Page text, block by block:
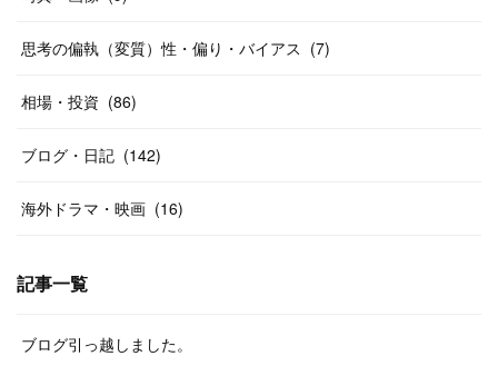
思考の偏執（変質）性・偏り・バイアス (7)
相場・投資 (86)
ブログ・日記 (142)
海外ドラマ・映画 (16)
記事一覧
ブログ引っ越しました。